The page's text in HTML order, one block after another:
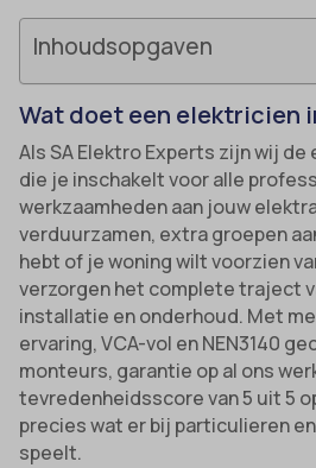
Inhoudsopgaven
Wat doet een elektricien
Als SA Elektro Experts zijn wij
die je inschakelt voor alle
werkzaamheden aan jouw
verduurzamen, extra groepen
hebt of je woning wilt voorzien
verzorgen het complete traject
installatie en onderhoud. Met
ervaring, VCA-vol en NEN3140
monteurs, garantie op al ons
tevredenheidsscore van 5 uit 5
precies wat er bij particulieren
speelt.